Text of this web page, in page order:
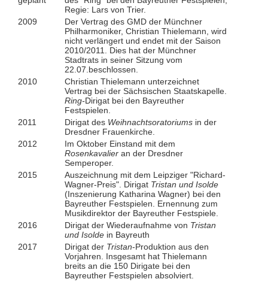
Regie: Lars von Trier.
2009
Der Vertrag des GMD der Münchner
Philharmoniker, Christian Thielemann, wird
nicht verlängert und endet mit der Saison
2010/2011. Dies hat der Münchner
Stadtrats in seiner Sitzung vom
22.07.beschlossen.
2010
Christian Thielemann unterzeichnet
Vertrag bei der Sächsischen Staatskapelle.
Ring-Dirigat bei den Bayreuther
Festspielen.
2011
Dirigat des Weihnachtsoratoriumsin der
Dresdner Frauenkirche.
2012
Im Oktober Einstand mit dem
Rosenkavalieran der Dresdner
Semperoper.
2015
Auszeichnung mit dem Leipziger "Richard-
Wagner-Preis". Dirigat Tristan und Isolde
(Inszenierung Katharina Wagner) bei den
Bayreuther Festspielen. Ernennung zum
Musikdirektor der Bayreuther Festspiele.
2016
Dirigat der Wiederaufnahme von Tristan
und Isoldein Bayreuth
2017
Dirigat derTristan-Produktion aus den
Vorjahren. Insgesamt hat Thielemann
breits an die 150 Dirigate bei den
Bayreuther Festspielen absolviert.